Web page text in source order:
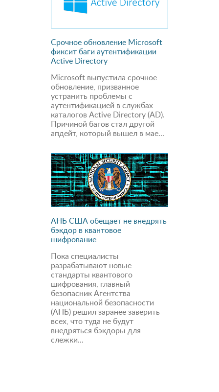
Срочное обновление Microsoft
фиксит баги аутентификации
Active Directory
Microsoft выпустила срочное
обновление, призванное
устранить проблемы с
аутентификацией в службах
каталогов Active Directory (AD).
Причиной багов стал другой
апдейт, который вышел в мае...
АНБ США обещает не внедрять
бэкдор в квантовое
шифрование
Пока специалисты
разрабатывают новые
стандарты квантового
шифрования, главный
безопасник Агентства
национальной безопасности
(АНБ) решил заранее заверить
всех, что туда не будут
внедряться бэкдоры для
слежки...